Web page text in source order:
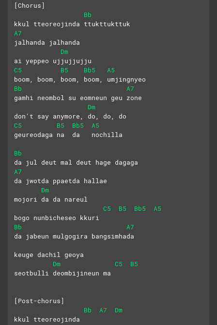
[Chorus]
Bb
kkul tteoreojinda ttukttukttuk
A7
jalhanda jalhanda
Dm
ai yeppeo ujjujjujju
C5
B5 Bb5
A5
boom, boom, boom, boom, umjingnyeo
Bb
A7
gamhi neombol su eomneun geu zone
Dm
don't say anymore, do, do, do
C5
B5 Bb5
A5
geureodaga na  da   nochilla
Bb
da jul deut mal deut hage dagaga
A7
da jwotda ppaetda hallae
Dm
mojori da da nareul
C5
B5 Bb5
A5
bogo nunbicheseo kkuri
Bb
A7
da jabeun mulgogira bangsimhada
keuge dachil geoya
Dm
C5
B5
seotbulli deombijineun ma
[Post-chorus]
Bb
A7
Dm
kkul tteoreojinda